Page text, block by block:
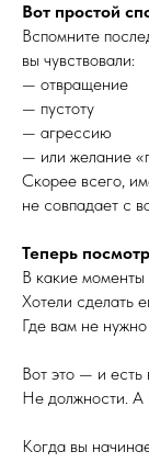
Вот простой
Вспомните
вы чувствовали:
— отвращение
— пустоту
— агрессию
— или желание
Скорее всего,
не совпадает с
Теперь
В какие моменты
Хотели сделать
Где вам не
Вот это — и
Не должности. А
Когда вы